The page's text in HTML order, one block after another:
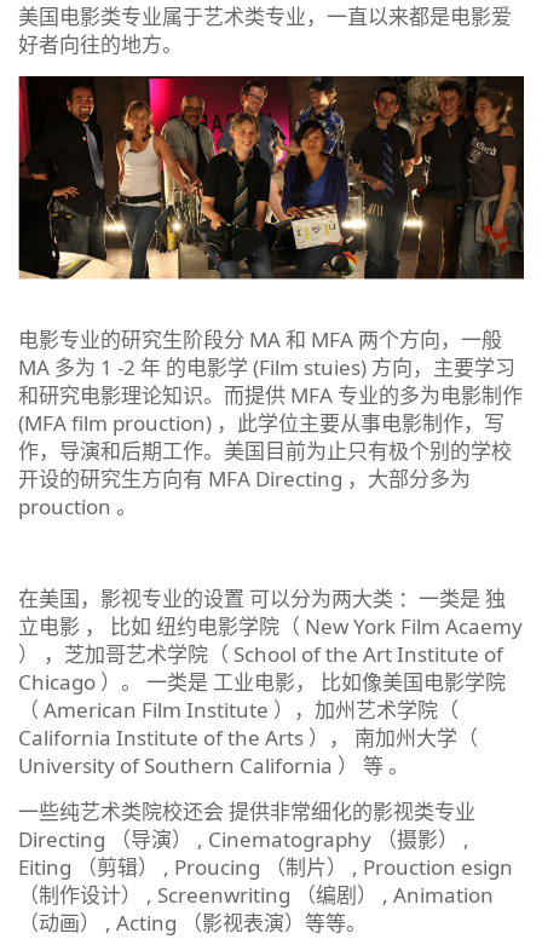
美国电影类专业属于艺术类专业，一直以来都是电影爱
好者向往的地方。
电影专业的研究生阶段分 MA 和 MFA 两个方向，一般
MA 多为 1 -2 年 的电影学 (Film stuies) 方向，主要学习
和研究电影理论知识。而提供 MFA 专业的多为电影制作
(MFA film prouction) ，此学位主要从事电影制作，写
作，导演和后期工作。美国目前为止只有极个别的学校
开设的研究生方向有 MFA Directing ，大部分多为
prouction 。
在美国，影视专业的设置 可以分为两大类 ：一类是 独
立电影 ， 比如 纽约电影学院（ New York Film Acaemy
） ，芝加哥艺术学院（ School of the Art Institute of
Chicago ）。 一类是 工业电影， 比如像美国电影学院
（ American Film Institute ），加州艺术学院（
California Institute of the Arts ）， 南加州大学（
University of Southern California ） 等 。
一些纯艺术类院校还会 提供非常细化的影视类专业
Directing （导演） , Cinematography （摄影） ,
Eiting （剪辑） , Proucing （制片） , Prouction esign
（制作设计） , Screenwriting （编剧） , Animation
（动画） , Acting （影视表演）等等。